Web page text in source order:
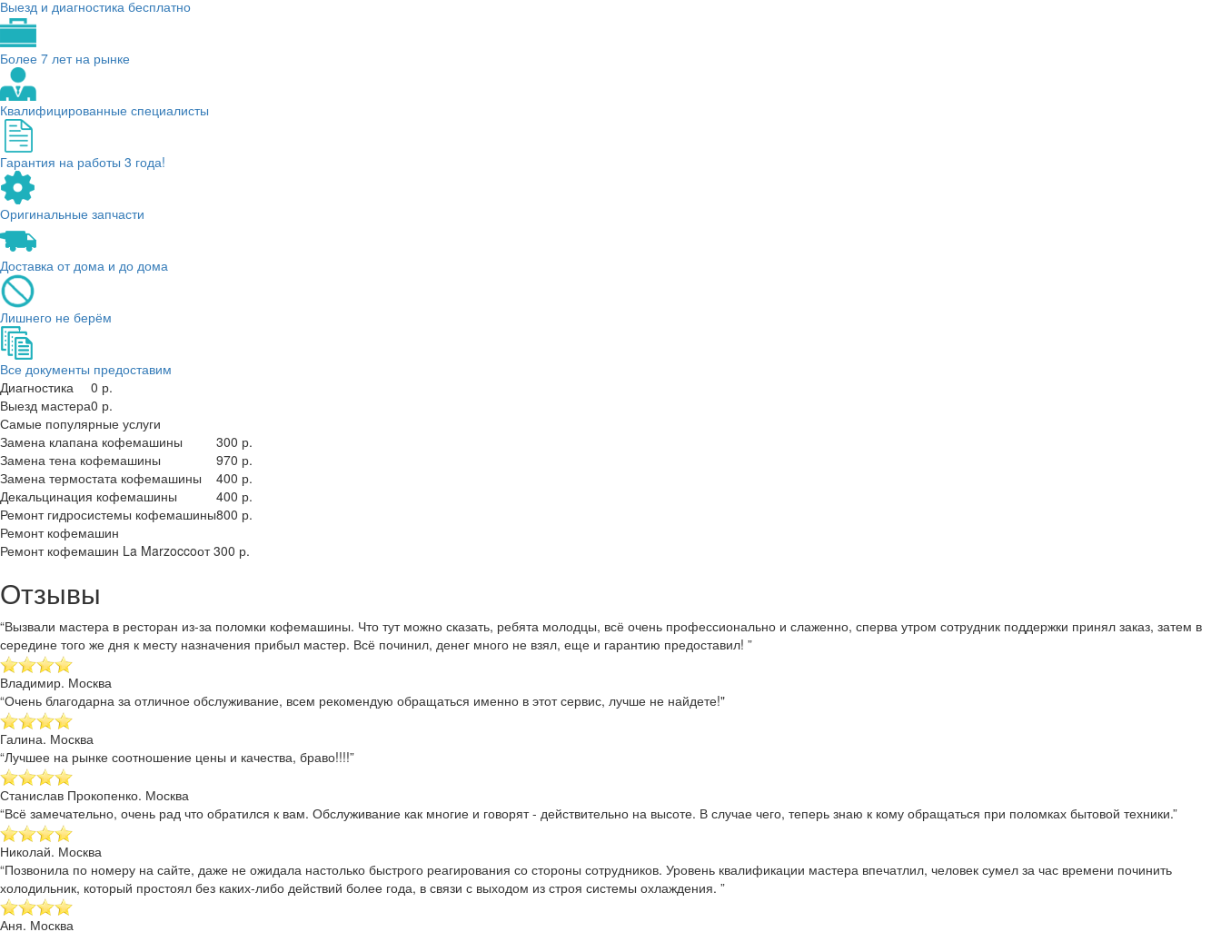
Выезд и диагностика бесплатно
Более 7 лет на рынке
Квалифицированные специалисты
Гарантия на работы 3 года!
Оригинальные запчасти
Доставка от дома и до дома
Лишнего не берём
Все документы предоставим
Диагностика
0 р.
Выезд мастера0 р.
Самые популярные услуги
Замена клапана кофемашины
300 р.
Замена тена кофемашины
970 р.
Замена термостата кофемашины
400 р.
Декальцинация кофемашины
400 р.
Ремонт гидросистемы кофемашины800 р.
Ремонт кофемашин
Ремонт кофемашин La Marzoccoот 300 р.
Отзывы
“Вызвали мастера в ресторан из-за поломки кофемашины. Что тут можно сказать, ребята молодцы, всё очень профессионально и слаженно, сперва утром сотрудник поддержки принял заказ, затем в
середине того же дня к месту назначения прибыл мастер. Всё починил, денег много не взял, еще и гарантию предоставил! ”
Владимир. Москва
“Очень благодарна за отличное обслуживание, всем рекомендую обращаться именно в этот сервис, лучше не найдете!"
Галина. Москва
“Лучшее на рынке соотношение цены и качества, браво!!!!”
Станислав Прокопенко. Москва
“Всё замечательно, очень рад что обратился к вам. Обслуживание как многие и говорят - действительно на высоте. В случае чего, теперь знаю к кому обращаться при поломках бытовой техники.”
Николай. Москва
“Позвонила по номеру на сайте, даже не ожидала настолько быстрого реагирования со стороны сотрудников. Уровень квалификации мастера впечатлил, человек сумел за час времени починить
холодильник, который простоял без каких-либо действий более года, в связи с выходом из строя системы охлаждения. ”
Аня. Москва